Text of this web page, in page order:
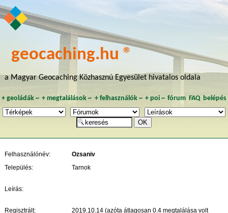
geocaching.hu ®
a Magyar Geocaching Közhasznú Egyesület hivatalos oldala
+ geoládák~ +megtalálások ~ + felhasználók~ + poi~ fórum FAQ belépés
Felhasználónév:
Ozsaniv
Település:
Tarnok
Leírás:
Regisztrált:
2019.10.14 (azóta átlagosan 0.4 megtalálása volt